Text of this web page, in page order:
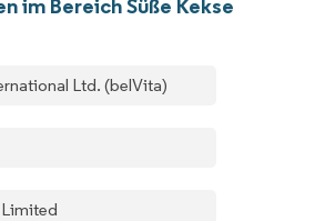
im Bereich Süße Kekse
Ltd. (belVita)